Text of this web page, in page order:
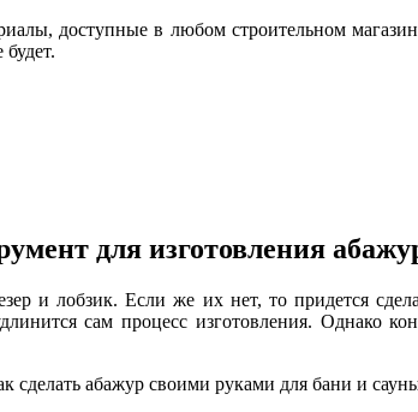
доступные в любом строительном
для изготовления
и лобзик. Если же их нет, то придется
сам процесс изготовления. Однако